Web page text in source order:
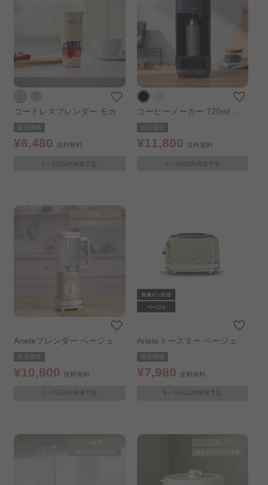
コードレスブレンダー モカ
販売価格
¥6,480 送料無料
1～3日以内発送予定
コーヒーメーカー 720ml ド
リップ式 ブラック
販売価格
¥11,800 送料無料
1～3日以内発送予定
Arieteブレンダー ベージュ
販売価格
¥10,800 送料無料
1～3日以内発送予定
Arieteトースター ベージュ
販売価格
¥7,980 送料無料
8～14日以内発送予定